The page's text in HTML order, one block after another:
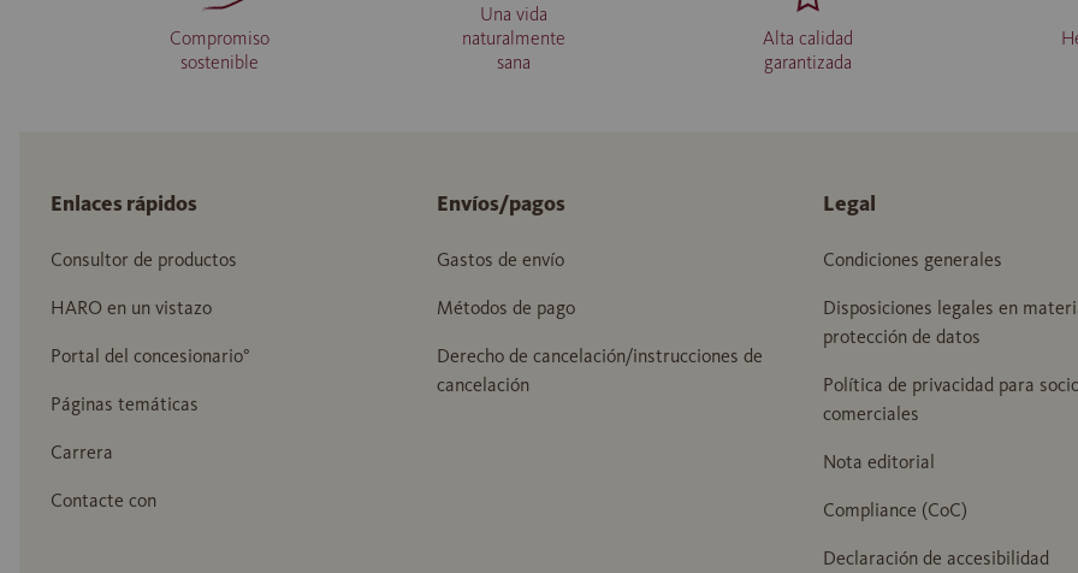
Compromiso
sostenible
Una vida
naturalmente
sana
Alta calidad
garantizada
Enlaces rápidos
Consultor de productos
HARO en un vistazo
Portal del concesionario°
Páginas temáticas
Carrera
Contacte con
Envíos/pagos
Gastos de envío
Métodos de pago
Derecho de cancelación/instrucciones de
cancelación
Legal
Condiciones generales
Disposiciones legales en
protección de datos
Política de privacidad para
comerciales
Nota editorial
Compliance (CoC)
Declaración de accesibilidad